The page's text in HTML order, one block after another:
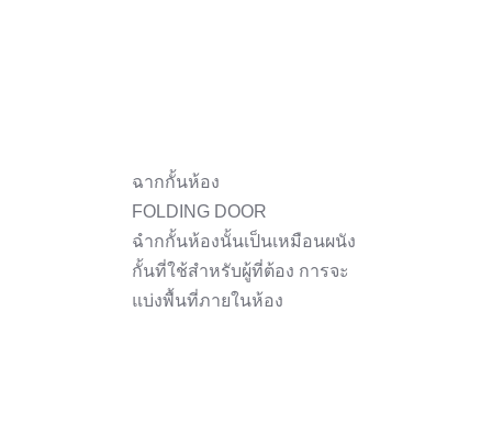
ฉากกั้นห้อง
FOLDING DOOR
ฉำกกั้นห้องนั้นเป็นเหมือนผนัง
กั้นที่ใช้สำหรับผู้ที่ต้อง การจะ
แบ่งพื้นที่ภายในห้อง